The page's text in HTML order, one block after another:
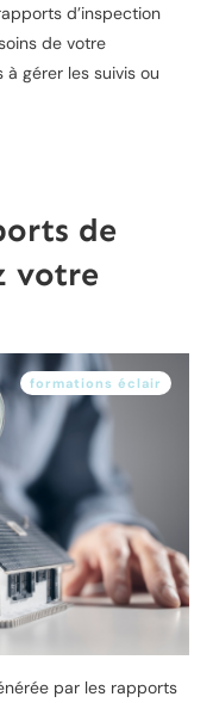
d’inspection
de votre
gérer les suivis ou
de
votre
formations éclair
par les rapports